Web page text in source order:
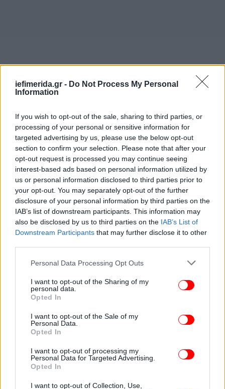
iefimerida.gr - Do Not Process My Personal
Information
If you wish to opt-out of the sale, sharing to third parties, or
processing of your personal or sensitive information for
targeted advertising by us, please use the below opt-out
section to confirm your selection. Please note that after your
opt-out request is processed you may continue seeing
interest-based ads based on personal information utilized by
us or personal information disclosed to third parties prior to
your opt-out. You may separately opt-out of the further
disclosure of your personal information by third parties on the
IAB’s list of downstream participants. This information may
also be disclosed by us to third parties on the IAB’s List of
Downstream Participants that may further disclose it to other
Please note that this website/app uses one or more Google
not limited to your visit or usage behaviour. You may click to
grant or deny consent to Google and its third-party tags to
use your data for below specified purposes in below Google
consent section.
Personal Data Processing Opt Outs
I want to opt-out of the Sharing of my
personal data.
Opted In
I want to opt-out of the Sale of my
Personal Data.
Opted In
I want to opt-out of processing my
Personal Data for Targeted Advertising.
Opted In
I want to opt-out of Collection, Use,
Κόκκινη φασολάδα / Φωτογραφία: Shutterstock
Κόκκινη φασολάδα με μια κίνηση